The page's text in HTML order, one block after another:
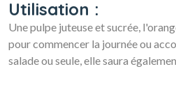
Utilisation :
Une pulpe juteuse et sucrée,
pour commencer la journée ou
salade ou seule, elle saura